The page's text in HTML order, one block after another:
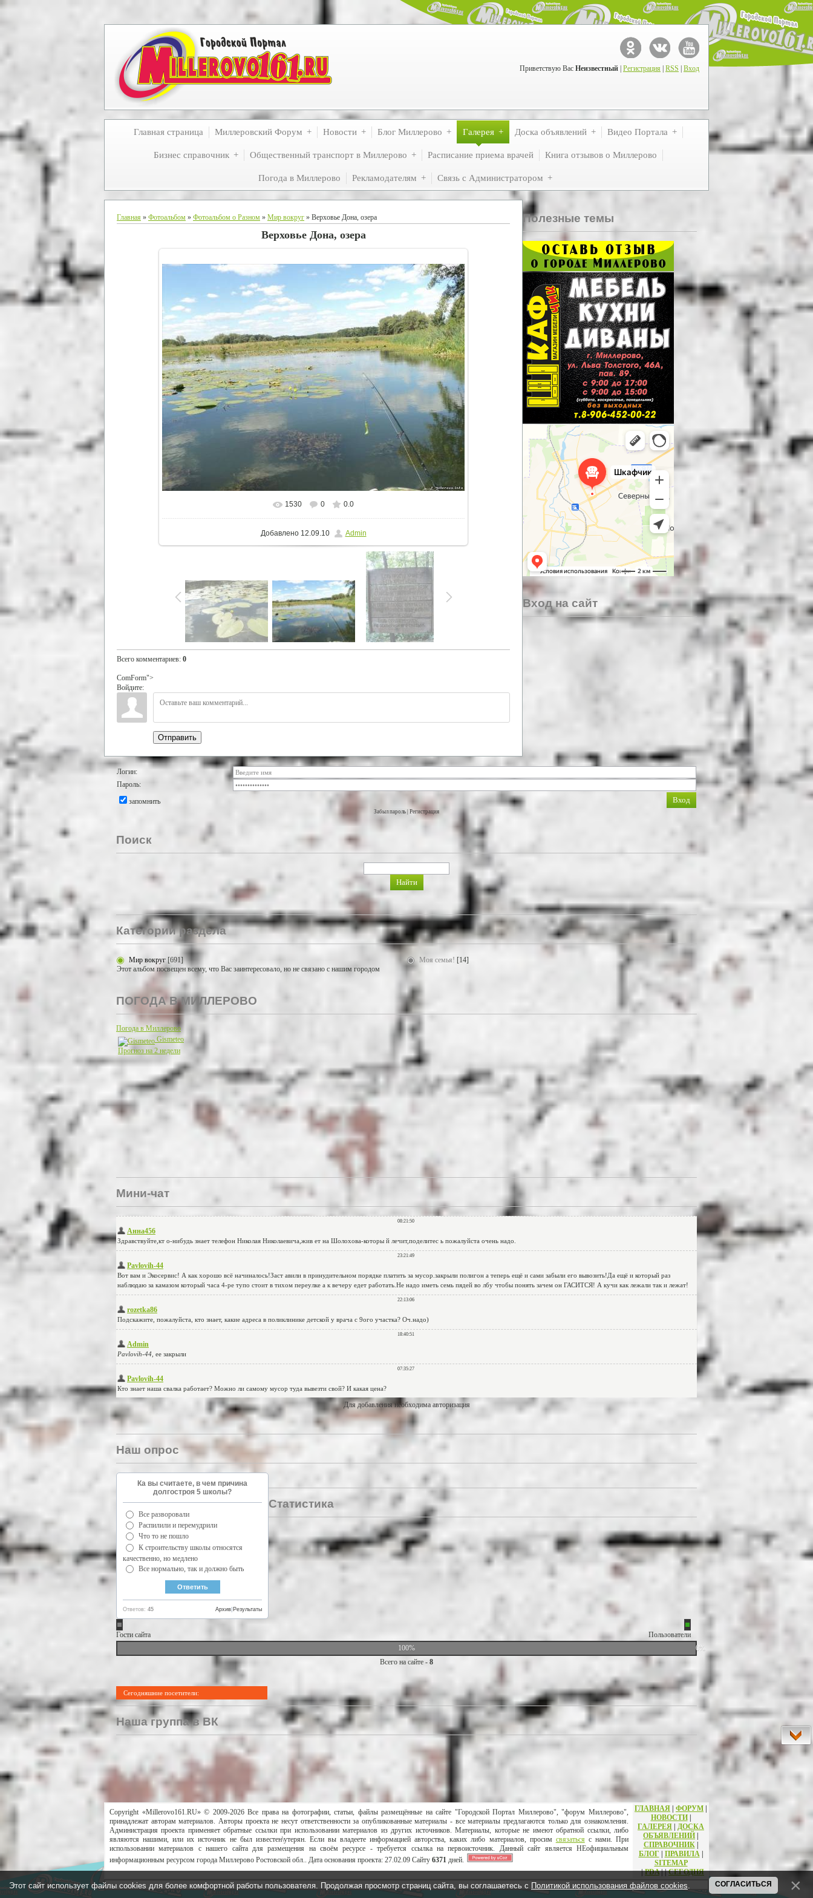
Приветствую Вас Неизвестный Регистрация RSS Вход
Главная страница Миллеровский Форум Новости Блог Миллерово Галерея Доска объявлений Видео Портала
Бизнес справочник Общественный транспорт в Миллерово Расписание приема врачей Книга отзывов о Миллерово
Погода в Миллерово Рекламодателям Связь с Администратором
Главная » Фотоальбом » Фотоальбом о Разном » Мир вокруг » Верховье Дона, озера
Верховье Дона, озера
В реальном размере 1024x768
1530 0 0.0
Добавлено12.09.10 Admin
Всего комментариев: 0
ComForm">
Войдите:
Отправить
Полезные темы
Вход на сайт
Логин:
Пароль:
запомнить
Забыл пароль Регистрация
Поиск
Категории раздела
Мир вокруг [691]
Этот альбом посвещен всему, что Вас заинтересовало, но не связано с нашим городом
Моя семья! [14]
ПОГОДА В МИЛЛЕРОВО
Погода в Миллерово
Gismeteo
Прогноз на 2 недели
Мини-чат
Для добавления необходима авторизация
Наш опрос
Ка вы считаете, в чем причина
долгостроя 5 школы?
Все разворовали
Распилили и перемудрили
Что то не пошло
К строительству школы относятся
качественно, но медлено
Все нормально, так и должно быть
Ответов: 45 Результаты
Архив
Статистика
Гости сайта
Пользователи
100%
0%
Всего на сайте - 8
Сегодняшние посетители:
Наша группа в ВК
Copyright «Millerovo161.RU» © 2009-2026 Все права на фотографии, статьи, файлы размещённые на сайте "Городской Портал Миллерово", "форум Миллерово",
принадлежат авторам материалов. Авторы проекта не несут ответственности за опубликованные материалы - все материалы предлагаются только для ознакомления.
Администрация проекта применяет обратные ссылки при использовании материалов из других источников. Материалы, которые не имеют обратной ссылки, либо
являются нашими, или их источник не был известен\утерян. Если вы владеете информацией авторства, каких либо материалов, просим связатьсяс нами. При
использовании материалов с нашего сайта для размещения на своём ресурсе - требуется ссылка на первоисточник. Данный сайт является НЕофициальным
информационным ресурсом города Миллерово Ростовской обл.. Дата основания проекта: 27.02.09 Сайту 6371 дней.
ГЛАВНАЯ ФОРУМ
НОВОСТИ|
ГАЛЕРЕЯ
ДОСКА
ОБЪЯВЛЕНИЙ
СПРАВОЧНИК|
БЛОГ
ПРАВИЛА|
SITEMAP
|PDA||СЕГОДНЯ
Этот сайт использует файлы cookies для более комфортной работы пользователя. Продолжая просмотр страниц сайта, вы соглашаетесь с Политикой использования файлов cookies СОГЛАСИТЬСЯ